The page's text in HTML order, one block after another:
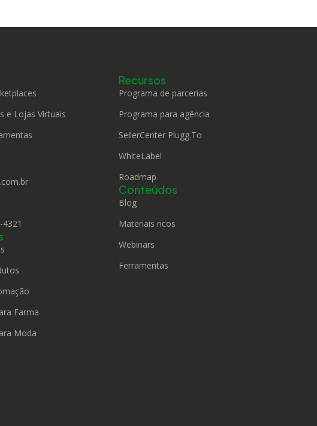
e Lojas Virtuais
Farma
Moda
Recursos
Programa de parcerias
Programa para agência
SellerCenter Plugg.To
WhiteLabel
Roadmap
Conteúdos
Blog
Materiais ricos
Webinars
Ferramentas